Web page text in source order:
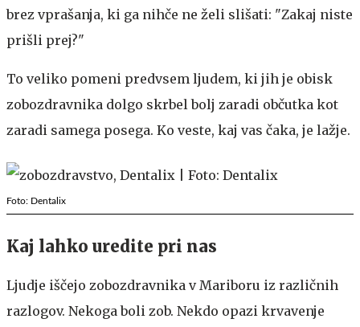
brez vprašanja, ki ga nihče ne želi slišati: "Zakaj niste
prišli prej?"
To veliko pomeni predvsem ljudem, ki jih je obisk
zobozdravnika dolgo skrbel bolj zaradi občutka kot
zaradi samega posega. Ko veste, kaj vas čaka, je lažje.
Foto: Dentalix
Kaj lahko uredite pri nas
Ljudje iščejo zobozdravnika v Mariboru iz različnih
razlogov. Nekoga boli zob. Nekdo opazi krvavenje